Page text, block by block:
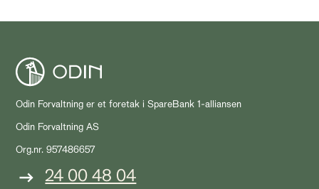
Odin Forvaltning er et foretak i SpareBank 1-alliansen
Odin Forvaltning AS
Org.nr. 957486657
24 00 48 04